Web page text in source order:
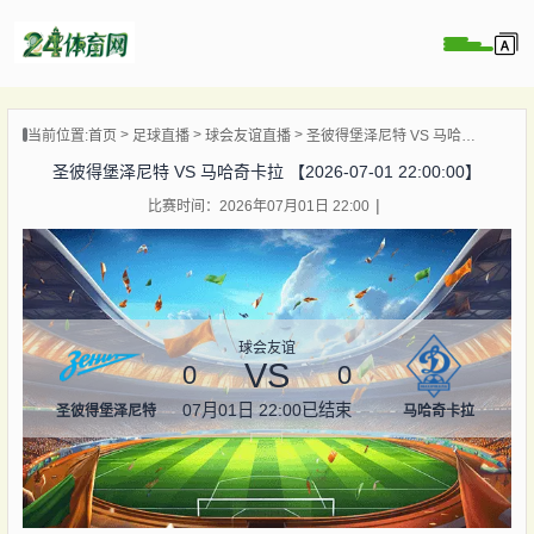
播
播
播
当前位置:首页 足球直播 球会友谊直播 圣彼得堡泽尼特 VS 马哈奇卡拉 【2026-07-01 22:00:00】
圣彼得堡泽尼特 VS 马哈奇卡拉 【2026-07-01 22:00:00】
比赛时间：2026年07月01日 22:00
圣彼得堡泽尼特
球会友谊
0 VS 0
07月01日 22:00已结束 马哈奇卡拉